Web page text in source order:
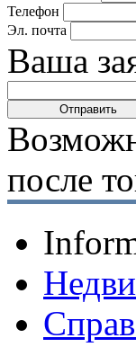
Телефон
Эл. почта
Ваша
после